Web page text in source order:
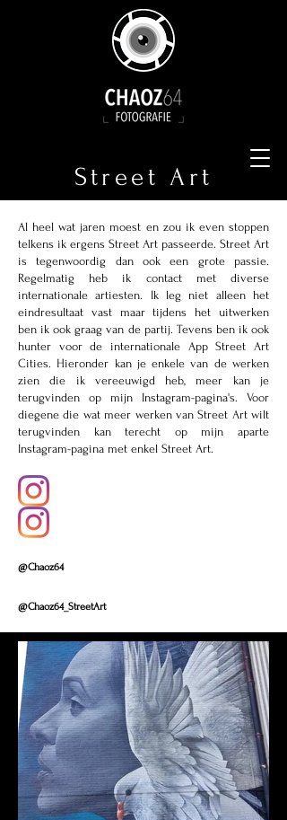
Street Art
Al heel wat jaren moest en zou ik even stoppen
telkens ik ergens Street Art passeerde. Street Art
is tegenwoordig dan ook een grote passie.
Regelmatig heb ik contact met diverse
internationale artiesten. Ik leg niet alleen het
eindresultaat vast maar tijdens het uitwerken
ben ik ook graag van de partij. Tevens ben ik ook
hunter voor de internationale App Street Art
Cities. Hieronder kan je enkele van de werken
zien die ik vereeuwigd heb, meer kan je
terugvinden op mijn Instagram-pagina's. Voor
diegene die wat meer werken van Street Art wilt
terugvinden kan terecht op mijn aparte
Instagram-pagina met enkel Street Art.
@Chaoz64
@Chaoz64_StreetArt